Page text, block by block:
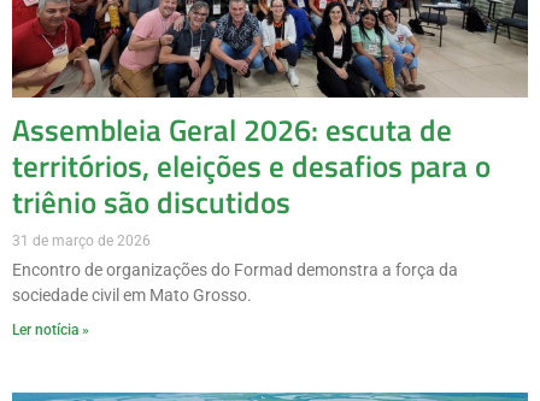
Assembleia Geral 2026: escuta de
territórios, eleições e desafios para o
triênio são discutidos
31 de março de 2026
Encontro de organizações do Formad demonstra a força da
sociedade civil em Mato Grosso.
Ler notícia »